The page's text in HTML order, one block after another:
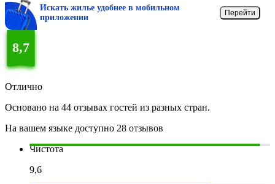
Искать жилье удобнее в мобильном
приложении
Перейти
8,7
Отлично
Основано на 44 отзывах гостей из разных стран.
На вашем языке доступно 28 отзывов
Чистота
9,6